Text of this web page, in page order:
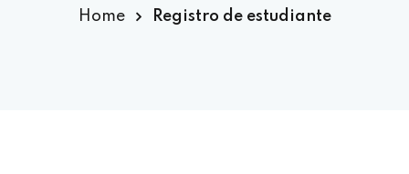
Home Registro de estudiante